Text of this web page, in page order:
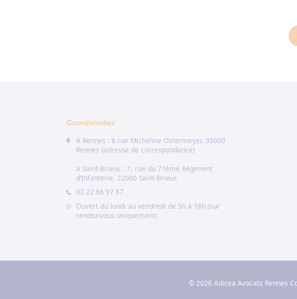
Coordonnées
A Rennes : 6 rue Micheline Ostermeyer, 35000
Rennes (adresse de correspondance)
A Saint-Brieuc : 1, rue du 71ème Régiment
d’Infanterie, 22000 Saint-Brieuc
02 22 66 97 87
Ouvert du lundi au vendredi de 9h à 18h (sur
rendez-vous uniquement)
© 2026 Adicea Avocats Rennes